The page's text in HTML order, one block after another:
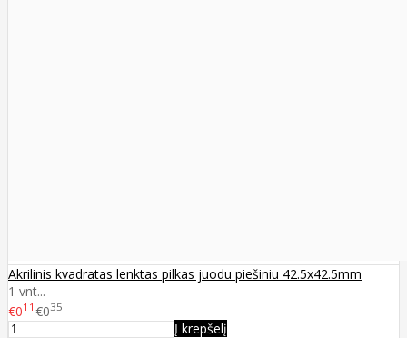
Akrilinis kvadratas lenktas pilkas juodu piešiniu 42.5x42.5mm
1 vnt...
€011 €035
Į krepšelį